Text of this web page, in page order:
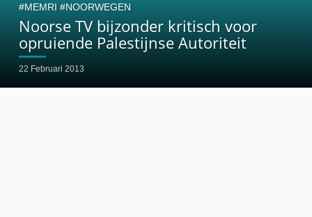
Noorse TV bijzonder kritisch voor
opruiende Palestijnse Autoriteit
22 Februari 2013
MEMRI NOORWEGEN